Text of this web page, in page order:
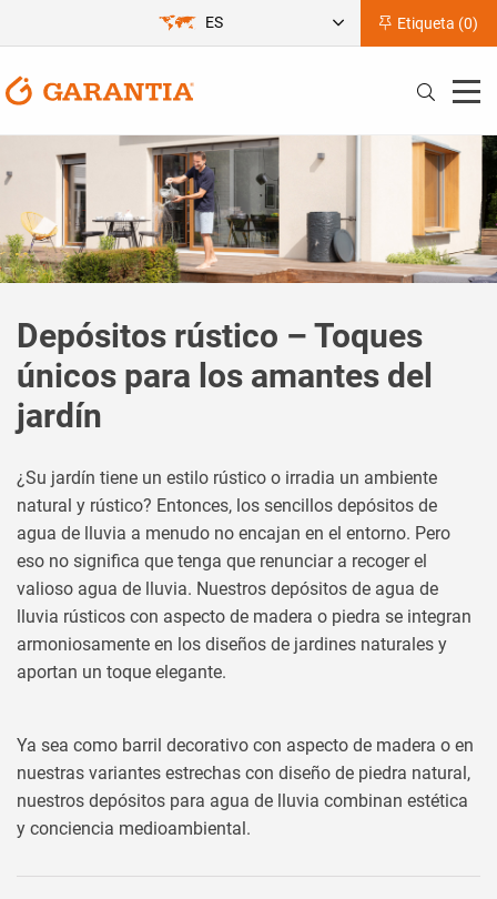
Etiqueta (0)
ES
Depósitos rústico – Toques
únicos para los amantes del
jardín
¿Su jardín tiene un estilo rústico o irradia un ambiente
natural y rústico? Entonces, los sencillos depósitos de
agua de lluvia a menudo no encajan en el entorno. Pero
eso no significa que tenga que renunciar a recoger el
valioso agua de lluvia. Nuestros depósitos de agua de
lluvia rústicos con aspecto de madera o piedra se integran
armoniosamente en los diseños de jardines naturales y
aportan un toque elegante.
Ya sea como barril decorativo con aspecto de madera o en
nuestras variantes estrechas con diseño de piedra natural,
nuestros depósitos para agua de lluvia combinan estética
y conciencia medioambiental.